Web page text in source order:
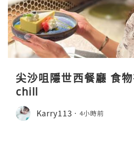
尖沙咀隱世西餐廳 食
chill
Karry113 4小時前